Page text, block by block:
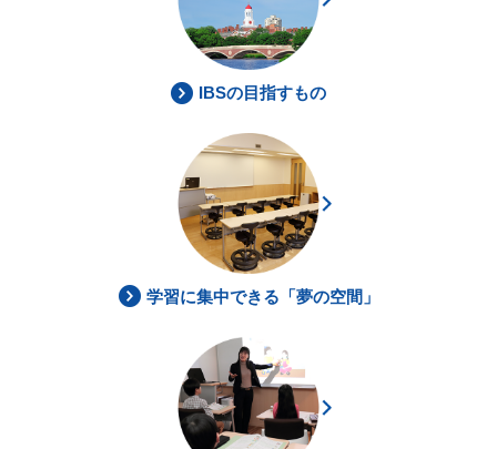
IBSの目指すもの
学習に集中できる「夢の空間」